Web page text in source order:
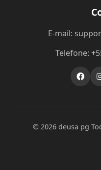
E-mail:
Telefone:
© 2026 deusa pg